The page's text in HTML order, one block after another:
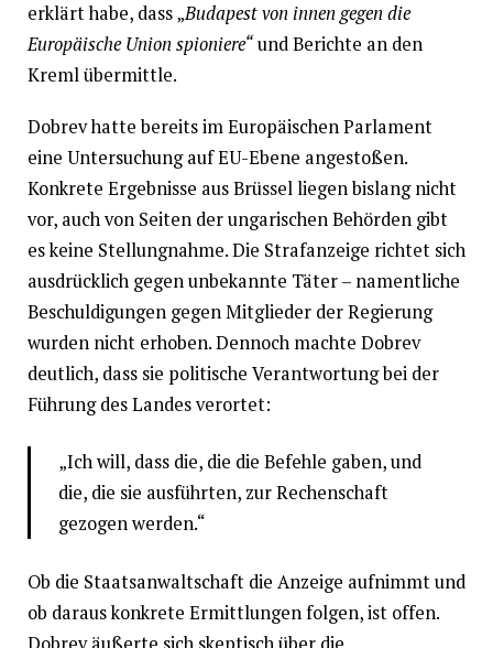
erklärt habe, dass „Budapest von innen gegen die
Europäische Union spioniere“und Berichte an den
Kreml übermittle.
Dobrev hatte bereits im Europäischen Parlament
eine Untersuchung auf EU-Ebene angestoßen.
Konkrete Ergebnisse aus Brüssel liegen bislang nicht
vor, auch von Seiten der ungarischen Behörden gibt
es keine Stellungnahme. Die Strafanzeige richtet sich
ausdrücklich gegen unbekannte Täter – namentliche
Beschuldigungen gegen Mitglieder der Regierung
wurden nicht erhoben. Dennoch machte Dobrev
deutlich, dass sie politische Verantwortung bei der
Führung des Landes verortet:
„Ich will, dass die, die die Befehle gaben, und
die, die sie ausführten, zur Rechenschaft
gezogen werden.“
Ob die Staatsanwaltschaft die Anzeige aufnimmt und
ob daraus konkrete Ermittlungen folgen, ist offen.